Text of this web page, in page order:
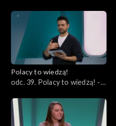
Polacy to wiedzą!
odc. 39. Polacy to wiedzą! -